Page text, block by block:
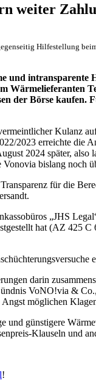
weiter
Hilfestellung
und
Wärmelieferanten
der Börse
Kulanz
2023 erreichte die
2024 später,
bislang noch
für die
„JHS
hat (AZ 425
darin
VoNO!via &
möglichen
günstigere
Klauseln und
!